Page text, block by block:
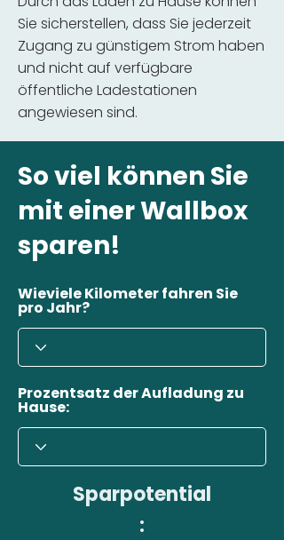
Sie sicherstellen, dass Sie jederzeit
Zugang zu günstigem Strom haben
und nicht auf verfügbare
öffentliche Ladestationen
angewiesen sind.
So viel können Sie
mit einer Wallbox
sparen!
Wieviele Kilometer fahren Sie
pro Jahr?
Prozentsatz der Aufladung zu
Hause:
Sparpotential
: